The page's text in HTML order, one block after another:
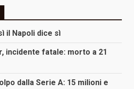
il Napoli dice sì
incidente fatale: morto a 21
dalla Serie A: 15 milioni e